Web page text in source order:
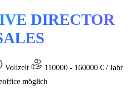
DIRECTOR
Vollzeit
110000 - 160000 € / Jahr
möglich